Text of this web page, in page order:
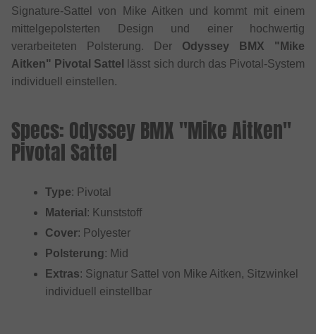
Signature-Sattel von Mike Aitken und kommt mit einem
mittelgepolsterten Design und einer hochwertig
verarbeiteten Polsterung. Der Odyssey BMX "Mike
Aitken" Pivotal Sattel
lässt sich durch das Pivotal-System
individuell einstellen.
Specs: Odyssey BMX "Mike Aitken"
Pivotal Sattel
Type: Pivotal
Material : Kunststoff
Cover: Polyester
Polsterung: Mid
Extras: Signatur Sattel von Mike Aitken, Sitzwinkel
individuell einstellbar